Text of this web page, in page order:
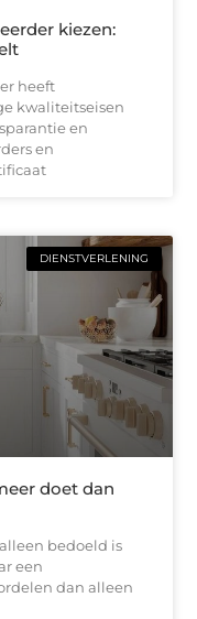
kiezen:
heeft
kwaliteitseisen
en
en
DIENSTVERLENING
doet dan
bedoeld is
een
dan alleen